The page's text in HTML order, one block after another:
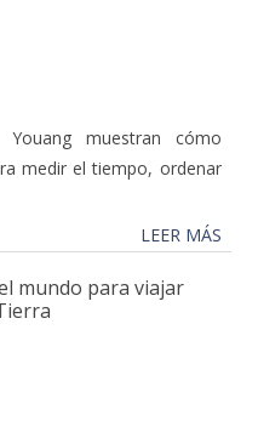
muestran cómo
medir el tiempo, ordenar
LEER MÁS
mundo para viajar